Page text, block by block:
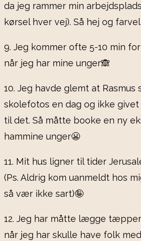
da jeg rammer min
kørsel hver vej). Så hej og
9. Jeg kommer ofte 5-10 min
når jeg har mine unger🙈
10. Jeg havde glemt at
skolefotos en dag og ikke
til det. Så måtte booke en ny
hammine unger😬
11. Mit hus ligner til tider
(Ps. Aldrig kom uanmeldt hos
så vær ikke sart)🤪
12. Jeg har måtte lægge
når jeg har skulle have folk